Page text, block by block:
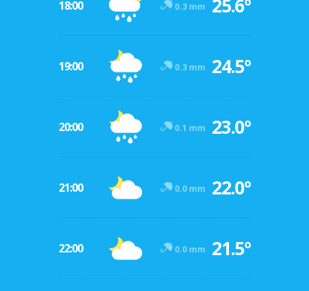
18:00 0.3 mm 25.6º
19:00 0.3 mm 24.5º
20:00 0.1 mm 23.0º
21:00 0.0 mm 22.0º
22:00 0.0 mm 21.5º